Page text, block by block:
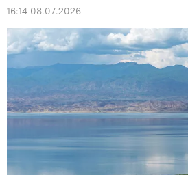
16:14 08.07.2026